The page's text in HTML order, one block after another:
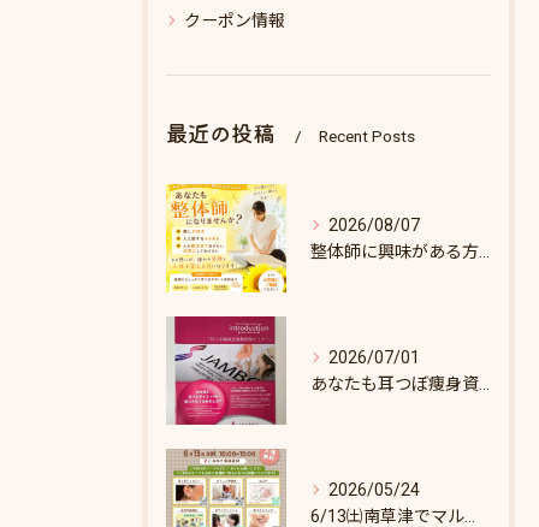
クーポン情報
最近の投稿 Recent Posts
2026/08/07
2026/07/01
2026/05/24